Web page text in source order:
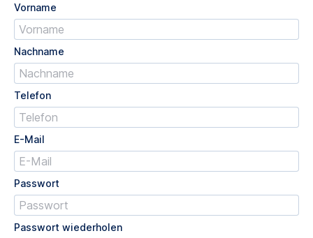
Vorname
Nachname
Telefon
E-Mail
Passwort
Passwort wiederholen